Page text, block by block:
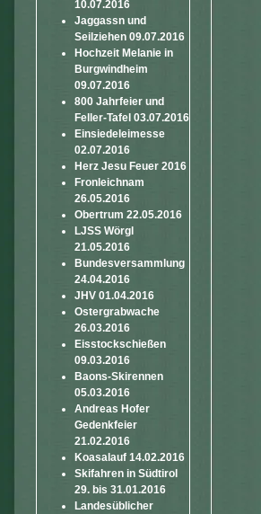
10.07.2016
Jaggassn und
Seilziehen 09.07.2016
Hochzeit Melanie in
Burgwindheim
09.07.2016
800 Jahrfeier und
Feller-Tafel 03.07.2016
Einsiedeleimesse
02.07.2016
Herz Jesu Feuer 2016
Fronleichnam
26.05.2016
Obertrum 22.05.2016
LJSS Wörgl
21.05.2016
Bundesversammlung
24.04.2016
JHV 01.04.2016
Ostergrabwache
26.03.2016
Eisstockschießen
09.03.2016
Baons-Skirennen
05.03.2016
Andreas Hofer
Gedenkfeier
21.02.2016
Koasalauf 14.02.2016
Skifahren in Südtirol
29. bis 31.01.2016
Landesüblicher